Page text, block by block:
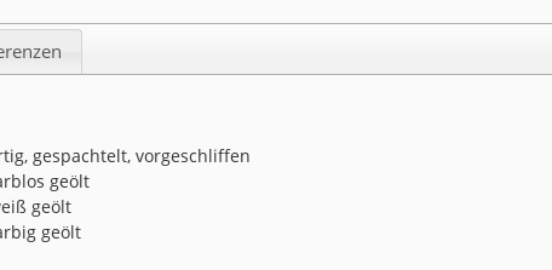
gespachtelt, vorgeschliffen
geölt
geölt
geölt